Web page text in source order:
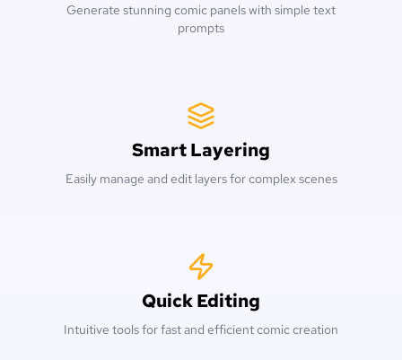
Generate stunning comic panels with simple text
prompts
Smart Layering
Easily manage and edit layers for complex scenes
Quick Editing
Intuitive tools for fast and efficient comic creation